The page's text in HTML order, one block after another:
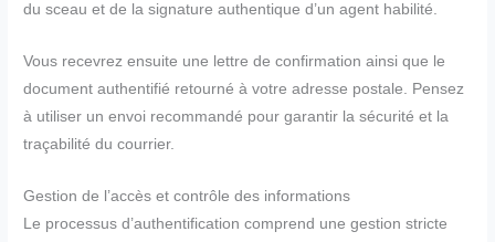
du sceau et de la signature authentique d’un agent habilité.
Vous recevrez ensuite une lettre de confirmation ainsi que le
document authentifié retourné à votre adresse postale. Pensez
à utiliser un envoi recommandé pour garantir la sécurité et la
traçabilité du courrier.
Gestion de l’accès et contrôle des informations
Le processus d’authentification comprend une gestion stricte